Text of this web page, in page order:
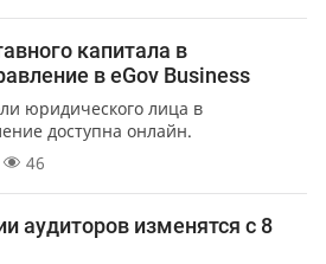
капитала в
в eGov Business
юридического лица в
доступна онлайн.
46
аудиторов изменятся с 8